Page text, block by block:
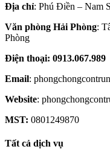
Địa chỉ: Phú Điền – Nam
Văn phòng Hải Phòng:
Phòng
Điện thoại: 0913.067.989
Email:
Website:
MST: 0801249870
Tất cả dịch vụ